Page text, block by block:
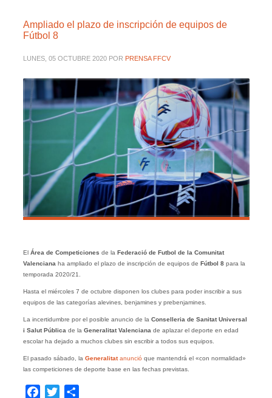
Ampliado el plazo de inscripción de equipos de
Fútbol 8
LUNES, 05 OCTUBRE 2020 POR PRENSA FFCV
El Área de Competiciones de la Federació de Futbol de la Comunitat
Valencianaha ampliado el plazo de inscripción de equipos de Fútbol 8para la
temporada 2020/21.
Hasta el miércoles 7 de octubre disponen los clubes para poder inscribir a sus
equipos de las categorías alevines, benjamines y prebenjamines.
La incertidumbre por el posible anuncio de la Conselleria de Sanitat Universal
i Salut Públicade la Generalitat Valencianade aplazar el deporte en edad
escolar ha dejado a muchos clubes sin escribir a todos sus equipos.
El pasado sábado, la Generalitatanunció que mantendrá el «con normalidad»
las competiciones de deporte base en las fechas previstas.
Facebook
Twitter